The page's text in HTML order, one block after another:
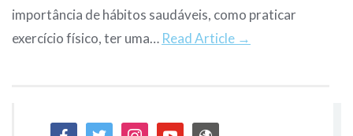
importância de hábitos saudáveis, como praticar
exercício físico, ter uma… Read Article →
facebooktwitter instagramyoutubeadmin-